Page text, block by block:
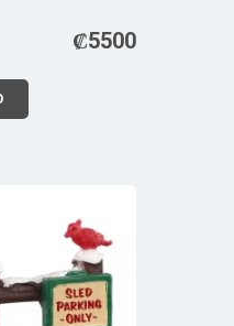
₡5500